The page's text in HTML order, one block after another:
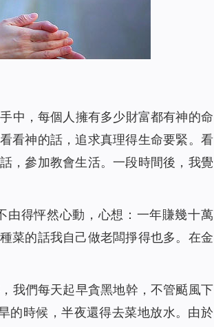
2049 14:37
2380 10:48
1395 14:24
1461 00:00
1847 12:04
中，每個人擁有多少財富都有神的命
看神的話，追求真理得生命要緊。看
，參加教會生活。一段時間後，我覺
由得怦然心動，心想：一年賺幾十萬
菜的話我自己做老闆掙得也多。在金
我們每天起早貪黑地幹，不管颳風下
的時候，半夜還得去菜地放水。由於